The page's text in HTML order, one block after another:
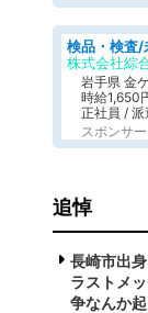
株式会社綜
岩手県 金
時給1,650
正社員 / 派
スポンサ
追悼
長崎市出
ラストメ
争なんか起